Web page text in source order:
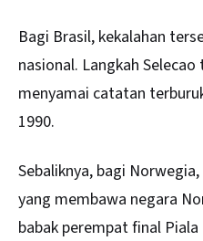
Bagi Brasil, kekalahan
nasional. Langkah
menyamai catatan
1990.
Sebaliknya, bagi Norwegia
yang membawa negara
babak perempat final